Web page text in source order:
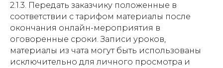
2.1.3. Передать заказчику положенные в
соответствии с тарифом материалы после
окончания онлайн-мероприятия в
оговоренные сроки. Записи уроков,
материалы из чата могут быть использованы
исключительно для личного просмотра и